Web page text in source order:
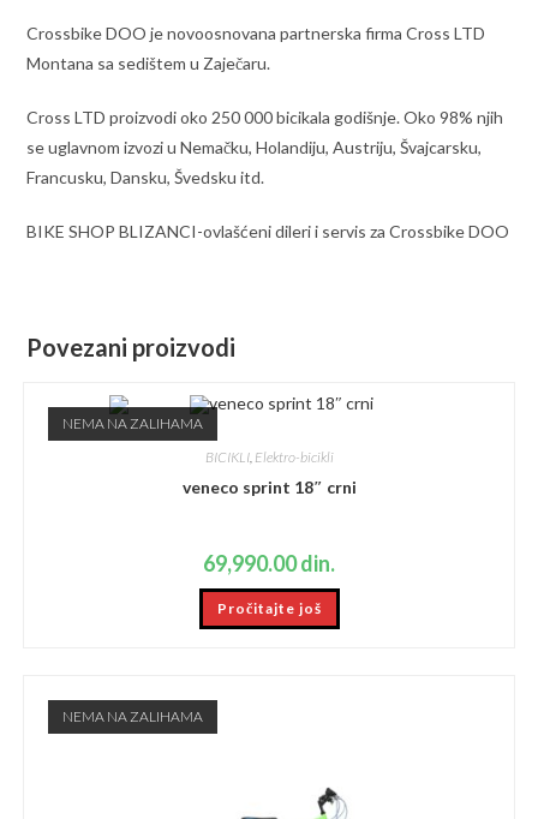
Crossbike DOO je novoosnovana partnerska firma Cross LTD
Montana sa sedištem u Zaječaru.
Cross LTD proizvodi oko 250 000 bicikala godišnje. Oko 98% njih
se uglavnom izvozi u Nemačku, Holandiju, Austriju, Švajcarsku,
Francusku, Dansku, Švedsku itd.
BIKE SHOP BLIZANCI-ovlašćeni dileri i servis za Crossbike DOO
Povezani proizvodi
NEMA NA ZALIHAMA
BICIKLI, Elektro-bicikli
veneco sprint 18″ crni
69,990.00din.
Pročitajte još
NEMA NA ZALIHAMA